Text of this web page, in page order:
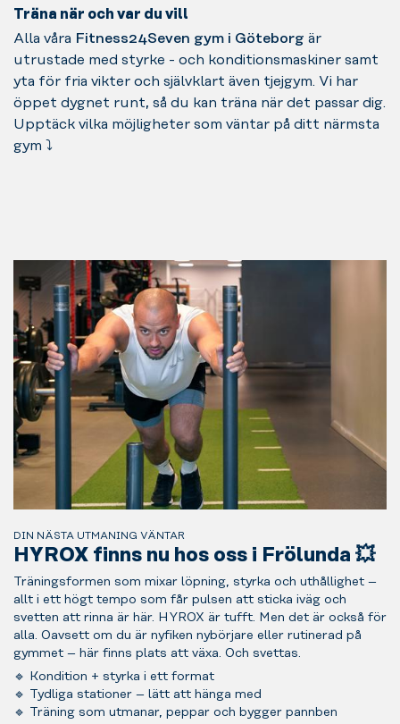
Träna när och var du vill
Alla våra Fitness24Seven gym i Göteborg är
utrustade med styrke - och konditionsmaskiner samt
yta för fria vikter och självklart även tjejgym. Vi har
öppet dygnet runt, så du kan träna när det passar dig.
Upptäck vilka möjligheter som väntar på ditt närmsta
gym ⤵️
DIN NÄSTA UTMANING VÄNTAR
HYROX finns nu hos oss i Frölunda 💥
Träningsformen som mixar löpning, styrka och uthållighet –
allt i ett högt tempo som får pulsen att sticka iväg och
svetten att rinna är här. HYROX är tufft. Men det är också för
alla. Oavsett om du är nyfiken nybörjare eller rutinerad på
gymmet – här finns plats att växa. Och svettas.
🔹 Kondition + styrka i ett format
🔹 Tydliga stationer – lätt att hänga med
🔹 Träning som utmanar, peppar och bygger pannben